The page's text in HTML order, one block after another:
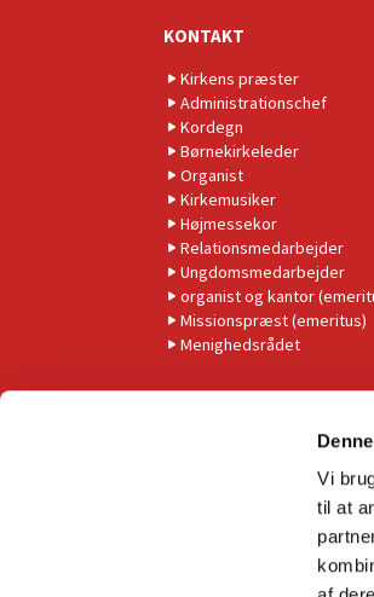
Vi
til at
KONTAKT
Kirkens præster
Administrationschef
Kordegn
Børnekirkeleder
Organist
Kirkemusiker
Højmessekor
Relationsmedarbejder
Ungdomsmedarbejder
organist og kantor
Missionspræst (emeritus)
Menighedsrådet